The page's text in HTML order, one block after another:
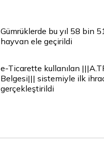
Gümrüklerde bu yıl 58 bin
hayvan ele geçirildi
e-Ticarette kullanılan
Belgesi||| sistemiyle ilk
gerçekleştirildi